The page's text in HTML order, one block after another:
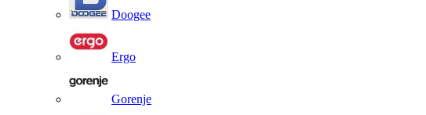
Doogee
Ergo
Gorenje